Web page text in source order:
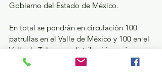
Gobierno del Estado de México.
En total se pondrán en circulación 100
patrullas en el Valle de México y 100 en el
Valle de Toluca; su distribución será
prioritaria en los municipios con mayor